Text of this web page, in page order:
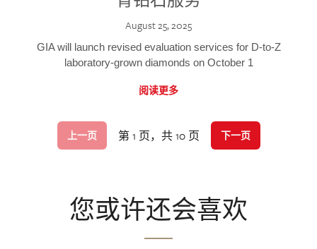
August 25, 2025
GIA will launch revised evaluation services for D-to-Z
laboratory-grown diamonds on October 1
阅读更多
上一页 第 1 页，共 10 页 下一页
您或许还会喜欢